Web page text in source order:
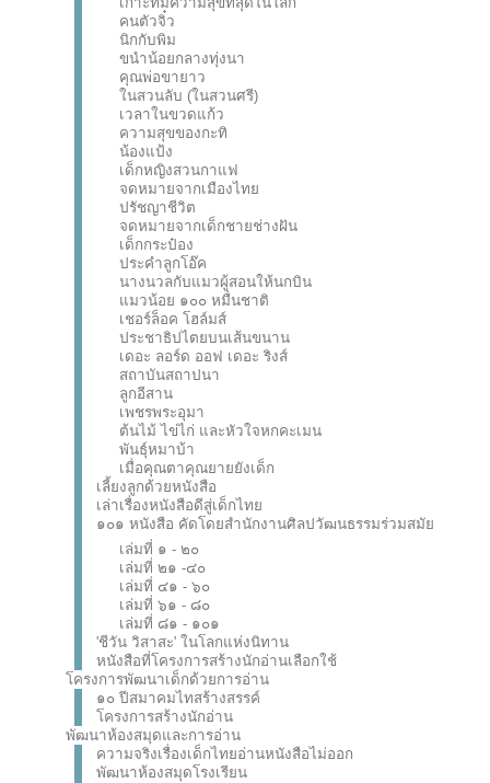
คนตัวจิ๋ว
นิกกับพิม
ขนำน้อยกลางทุ่งนา
คุณพ่อขายาว
ในสวนลับ (ในสวนศรี)
เวลาในขวดแก้ว
ความสุขของกะทิ
น้องแป้ง
เด็กหญิงสวนกาแฟ
จดหมายจากเมืองไทย
ปรัชญาชีวิต
จดหมายจากเด็กชายช่างฝัน
เด็กกระป๋อง
ประคำลูกโอ๊ค
นางนวลกับแมวผู้สอนให้นกบิน
แมวน้อย ๑๐๐ หมื่นชาติ
เชอร์ล็อค โฮล์มส์
ประชาธิปไตยบนเส้นขนาน
เดอะ ลอร์ด ออฟ เดอะ ริงส์
สถาบันสถาปนา
ลูกอีสาน
เพชรพระอุมา
ต้นไม้ ไข่ไก่ และหัวใจหกคะเมน
พันธุ์หมาบ้า
เมื่อคุณตาคุณยายยังเด็ก
เลี้ยงลูกด้วยหนังสือ
เล่าเรื่องหนังสือดีสู่เด็กไทย
๑๐๑ หนังสือ คัดโดยสำนักงานศิลปวัฒนธรรมร่วมสมัย
เล่มที่ ๑ - ๒๐
เล่มที่ ๒๑ -๔๐
เล่มที่ ๔๑ - ๖๐
เล่มที่ ๖๑ - ๘๐
เล่มที่ ๘๑ - ๑๐๑
'ชีวัน วิสาสะ' ในโลกแห่งนิทาน
หนังสือที่โครงการสร้างนักอ่านเลือกใช้
โครงการพัฒนาเด็กด้วยการอ่าน
๑๐ ปีสมาคมไทสร้างสรรค์
โครงการสร้างนักอ่าน
พัฒนาห้องสมุดและการอ่าน
ความจริงเรื่องเด็กไทยอ่านหนังสือไม่ออก
พัฒนาห้องสมุดโรงเรียน